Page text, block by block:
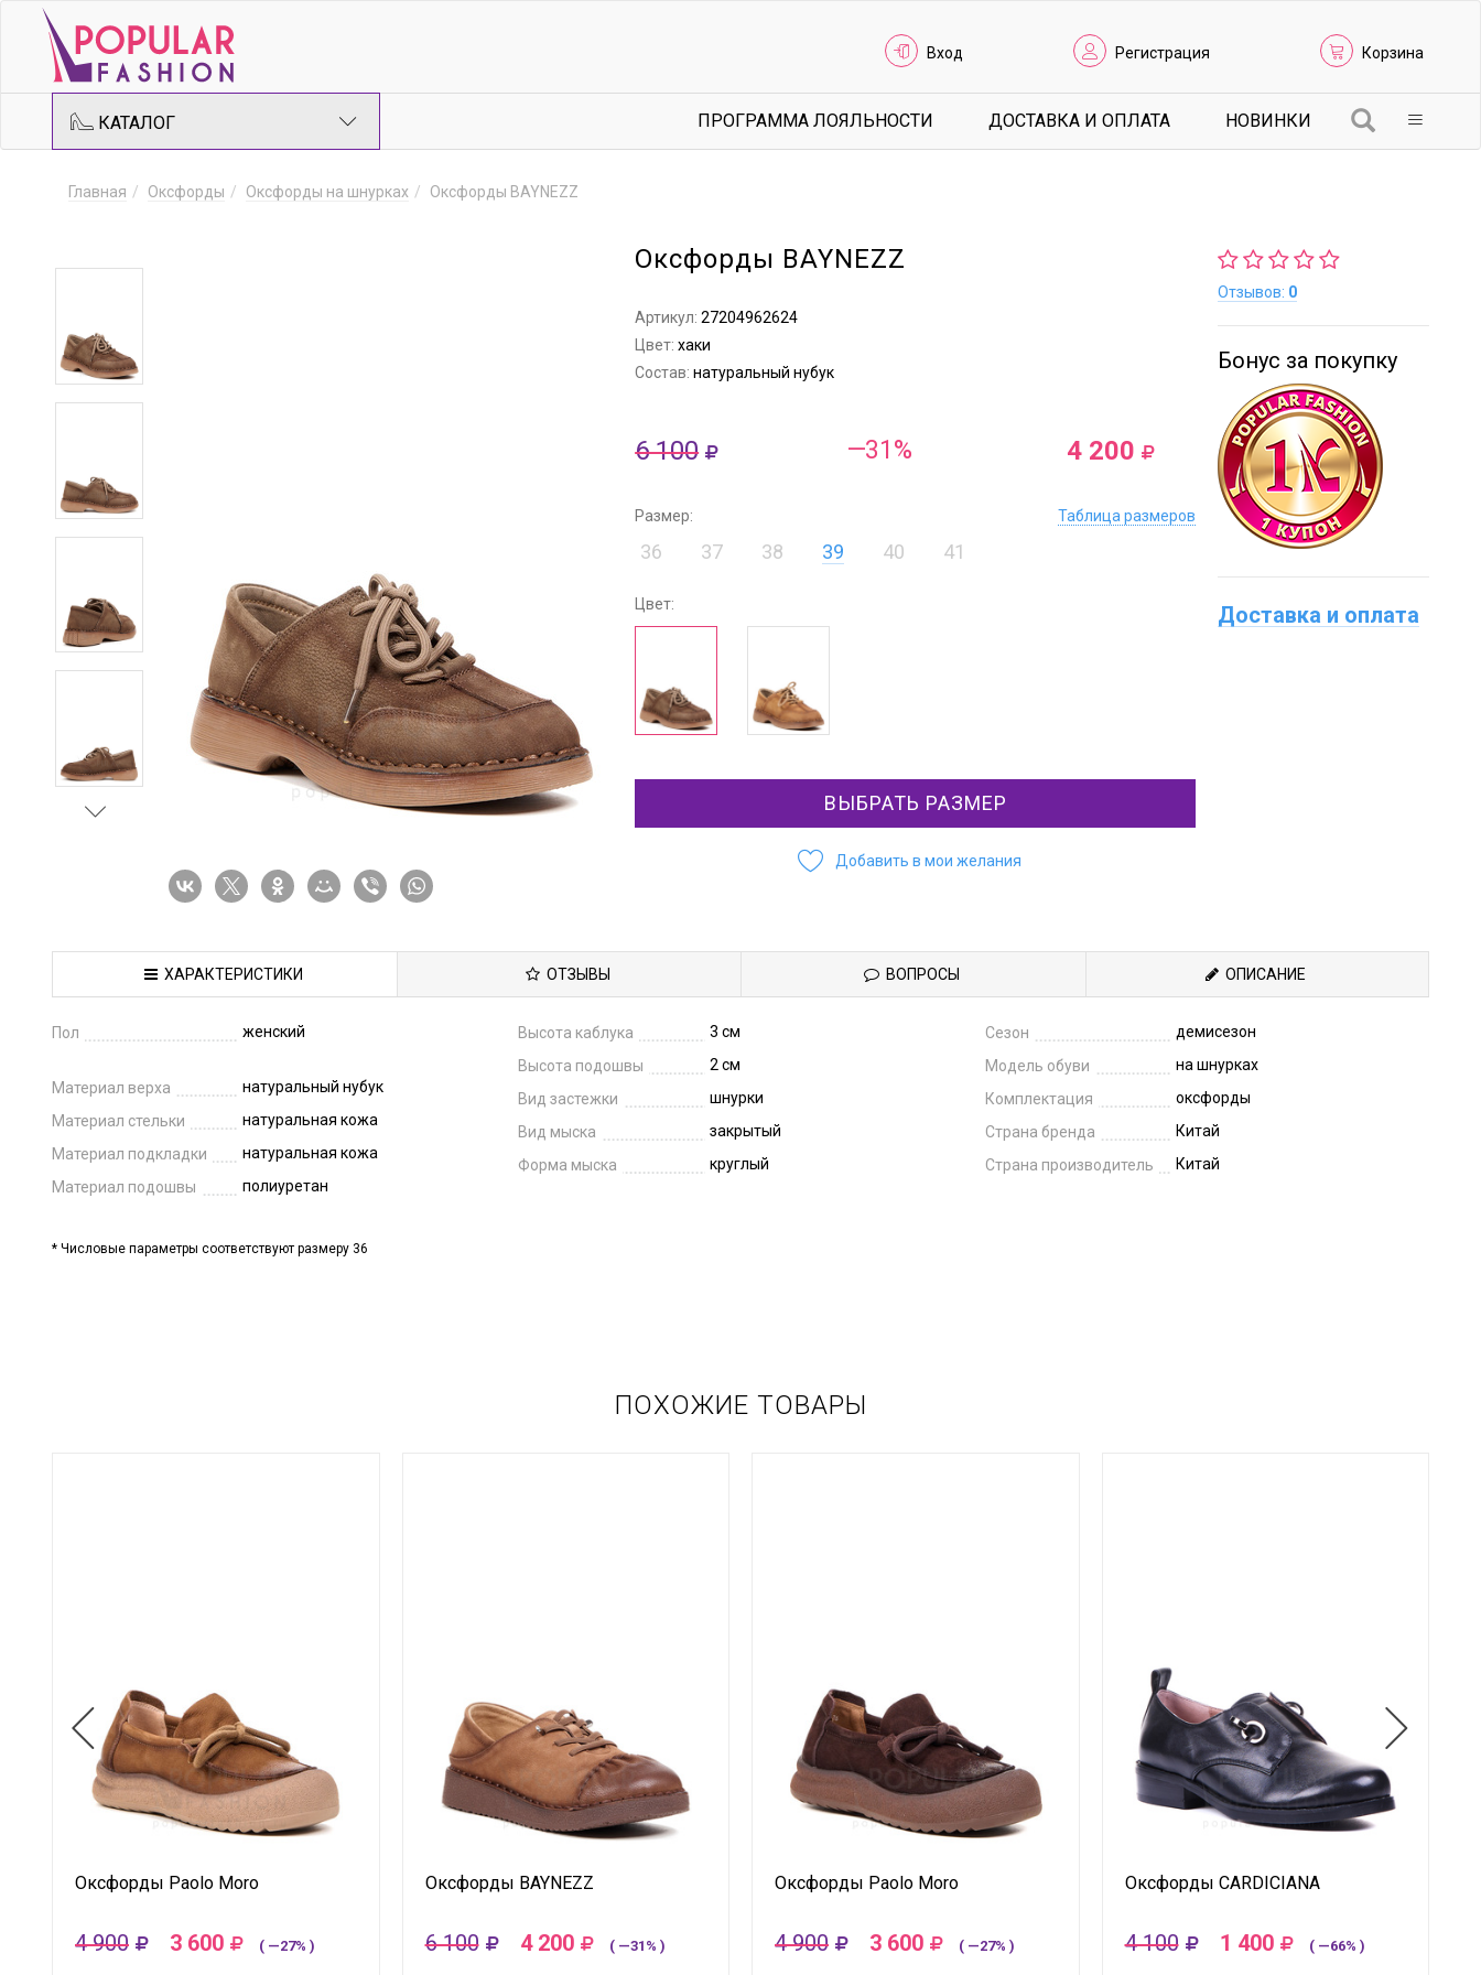
Вход Регистрация Корзина
КАТАЛОГ ПРОГРАММА ЛОЯЛЬНОСТИ ДОСТАВКА И ОПЛАТА НОВИНКИ
Главная Оксфорды Оксфорды на шнурках Оксфорды BAYNEZZ
Оксфорды BAYNEZZ
Артикул:27204962624
Цвет:хаки
Состав:натуральный нубук
6 100 —31% 4 200
Размер: Таблица размеров
36 37 38 39 40 41
Цвет:
ВЫБРАТЬ РАЗМЕР
Добавить в мои желания
Отзывов: 0
Бонус за покупку
Доставка и оплата
ХАРАКТЕРИСТИКИ ОТЗЫВЫ ВОПРОСЫ ОПИСАНИЕ
Пол женский
Материал верха
натуральный нубук
Материал стельки
натуральная кожа
Материал подкладки
натуральная кожа
Материал подошвы
полиуретан
Высота каблука
3 см
Высота подошвы
2 см
Вид застежки
шнурки
Вид мыска
закрытый
Форма мыска
круглый
Сезон
демисезон
Модель обуви
на шнурках
Комплектация
оксфорды
Страна бренда
Китай
Страна производитель
Китай
* Числовые параметры соответствуют размеру 36
ПОХОЖИЕ ТОВАРЫ
Оксфорды Paolo Moro
4 900 3 600 ( —27% )
Оксфорды BAYNEZZ
6 100 4 200 ( —31% )
Оксфорды Paolo Moro
4 900 3 600 ( —27% )
Оксфорды CARDICIANA
4 100 1 400 ( —66% )